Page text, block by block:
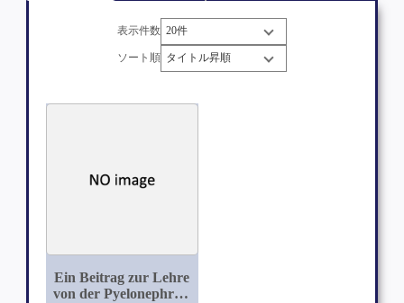
表示件数
ソート順
Ein Beitrag zur Lehre
von der Pyelonephritis